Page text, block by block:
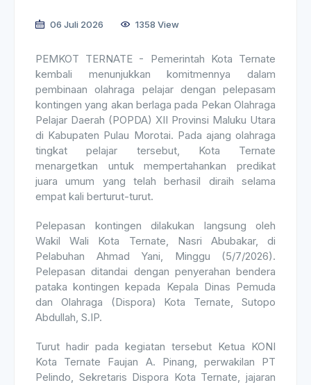
06 Juli 2026 1358 View
PEMKOT TERNATE - Pemerintah Kota Ternate
kembali menunjukkan komitmennya dalam
pembinaan olahraga pelajar dengan pelepasam
kontingen yang akan berlaga pada Pekan Olahraga
Pelajar Daerah (POPDA) XII Provinsi Maluku Utara
di Kabupaten Pulau Morotai. Pada ajang olahraga
tingkat pelajar tersebut, Kota Ternate
menargetkan untuk mempertahankan predikat
juara umum yang telah berhasil diraih selama
empat kali berturut-turut.
Pelepasan kontingen dilakukan langsung oleh
Wakil Wali Kota Ternate, Nasri Abubakar, di
Pelabuhan Ahmad Yani, Minggu (5/7/2026).
Pelepasan ditandai dengan penyerahan bendera
pataka kontingen kepada Kepala Dinas Pemuda
dan Olahraga (Dispora) Kota Ternate, Sutopo
Abdullah, S.IP.
Turut hadir pada kegiatan tersebut Ketua KONI
Kota Ternate Faujan A. Pinang, perwakilan PT
Pelindo, Sekretaris Dispora Kota Ternate, jajaran